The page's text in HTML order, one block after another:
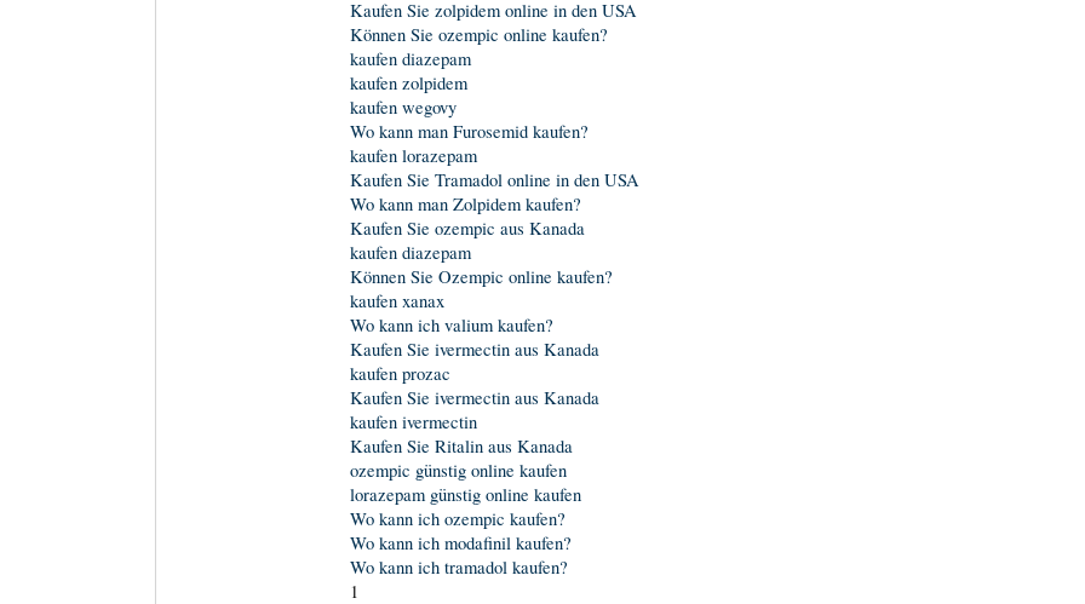
Kaufen Sie zolpidem online in den USA
Können Sie ozempic online kaufen?
kaufen diazepam
kaufen zolpidem
kaufen wegovy
Wo kann man Furosemid kaufen?
kaufen lorazepam
Kaufen Sie Tramadol online in den USA
Wo kann man Zolpidem kaufen?
Kaufen Sie ozempic aus Kanada
kaufen diazepam
Können Sie Ozempic online kaufen?
kaufen xanax
Wo kann ich valium kaufen?
Kaufen Sie ivermectin aus Kanada
kaufen prozac
Kaufen Sie ivermectin aus Kanada
kaufen ivermectin
Kaufen Sie Ritalin aus Kanada
ozempic günstig online kaufen
lorazepam günstig online kaufen
Wo kann ich ozempic kaufen?
Wo kann ich modafinil kaufen?
Wo kann ich tramadol kaufen?
1